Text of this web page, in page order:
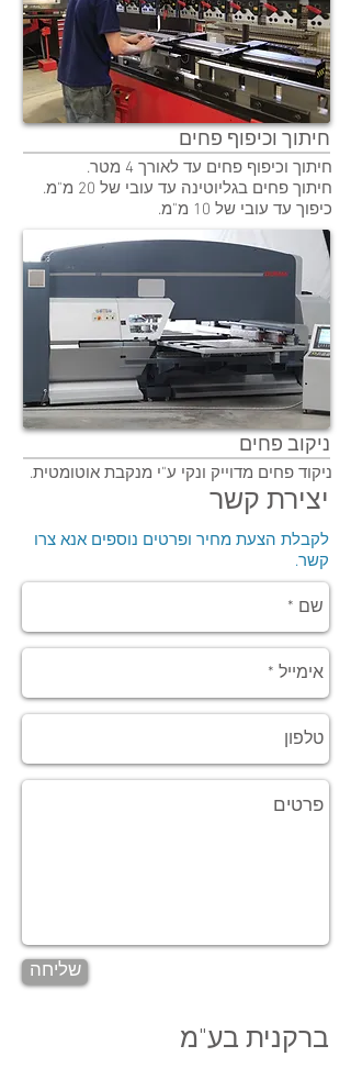
חיתוך וכיפוף פחים
חיתוך וכיפוף פחים עד לאורך 4 מטר.
חיתוך פחים בגליוטינה עד עובי של 20 מ"מ.
כיפוך עד עובי של 10 מ"מ.
ניקוב פחים
ניקוד פחים מדוייק ונקי ע"י מנקבת אוטומטית.
יצירת קשר
לקבלת הצעת מחיר ופרטים נוספים אנא צרו
קשר.
שליחה
ברקנית בע"מ